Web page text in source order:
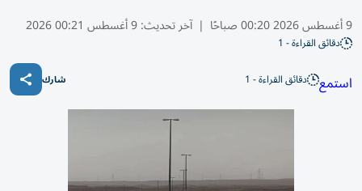
9 أغسطس 2026 00:20 صباحًا | آخر تحديث:9 أغسطس 00:21 2026
دقائق القراءة - 1
استمع دقائق القراءة - 1 شارك